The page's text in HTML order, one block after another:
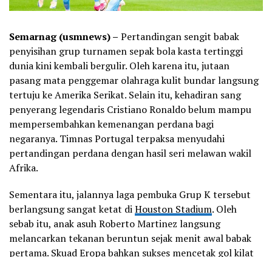
Semarnag (usmnews) – Pertandingan sengit babak
penyisihan grup turnamen sepak bola kasta tertinggi
dunia kini kembali bergulir. Oleh karena itu, jutaan
pasang mata penggemar olahraga kulit bundar langsung
tertuju ke Amerika Serikat. Selain itu, kehadiran sang
penyerang legendaris Cristiano Ronaldo belum mampu
mempersembahkan kemenangan perdana bagi
negaranya. Timnas Portugal terpaksa menyudahi
pertandingan perdana dengan hasil seri melawan wakil
Afrika.
Sementara itu, jalannya laga pembuka Grup K tersebut
berlangsung sangat ketat diHouston Stadium. Oleh
sebab itu, anak asuh Roberto Martinez langsung
melancarkan tekanan beruntun sejak menit awal babak
pertama. Skuad Eropa bahkan sukses mencetak gol kilat